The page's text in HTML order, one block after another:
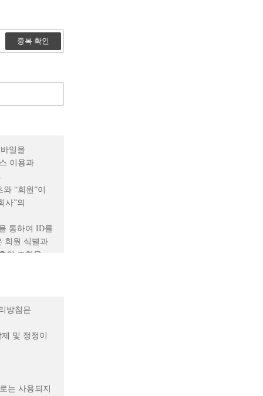
중복 확인
일을
이용과
“회원”이
사”의
통하여 ID를
회원 식별과
의 조합을
혹은 전기적
보호 등에
이미지 또는
서 유료
한 사용처로
보상으로
다. 포인트는
방침은
및 정정이
는 사용되지